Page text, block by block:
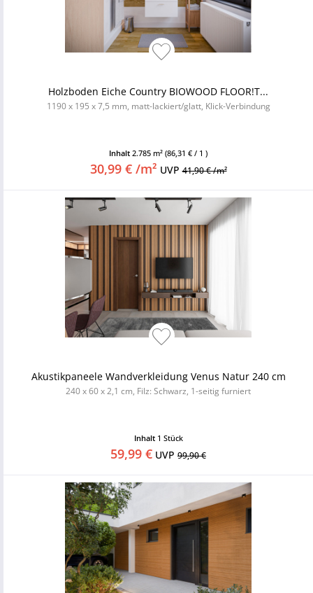
Holzboden Eiche Country BIOWOOD FLOOR!T...
1190 x 195 x 7,5 mm, matt-lackiert/glatt, Klick-Verbindung
Inhalt 2.785 m² (86,31 € / 1 )
30,99 € /m² UVP41,90 € /m²
Akustikpaneele Wandverkleidung Venus Natur 240 cm
240 x 60 x 2,1 cm, Filz: Schwarz, 1-seitig furniert
Inhalt 1 Stück
59,99 € UVP 99,90 €